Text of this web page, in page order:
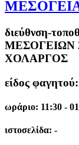
διεύθνση-
ΜΕΣΟΓΕΙΩΝ
ΧΟΛΑΡΓΟΣ
είδος
ωράριο: 11:30 -
ιστοσελίδα: -